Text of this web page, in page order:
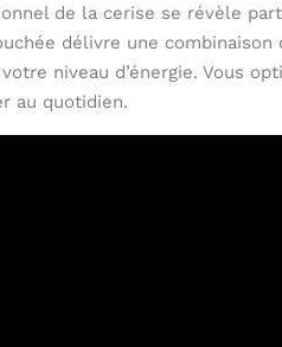
de la cerise se révèle
délivre une
niveau d’énergie. Vous
au quotidien.